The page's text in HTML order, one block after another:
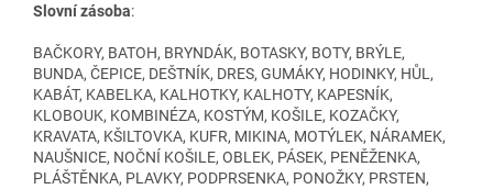
Slovní zásoba:
BAČKORY, BATOH, BRYNDÁK, BOTASKY, BOTY, BRÝLE,
BUNDA, ČEPICE, DEŠTNÍK, DRES, GUMÁKY, HODINKY, HŮL,
KABÁT, KABELKA, KALHOTKY, KALHOTY, KAPESNÍK,
KLOBOUK, KOMBINÉZA, KOSTÝM, KOŠILE, KOZAČKY,
KRAVATA, KŠILTOVKA, KUFR, MIKINA, MOTÝLEK, NÁRAMEK,
NAUŠNICE, NOČNÍ KOŠILE, OBLEK, PÁSEK, PENĚŽENKA,
PLÁŠTĚNKA, PLAVKY, PODPRSENKA, PONOŽKY, PRSTEN,